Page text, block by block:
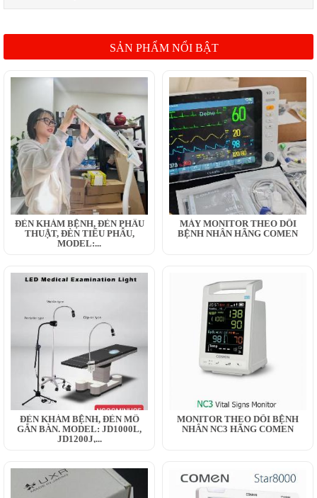
SẢN PHẨM NỔI BẬT
ĐÈN KHÁM BỆNH, ĐÈN PHẪU
THUẬT, ĐÈN TIỂU PHẪU,
MODEL:...
MÁY MONITOR THEO DÕI
BỆNH NHÂN HÃNG COMEN
ĐÈN KHÁM BỆNH, ĐÈN MỔ
GẮN BÀN. MODEL: JD1000L,
JD1200J,...
MONITOR THEO DÕI BỆNH
NHÂN NC3 HÃNG COMEN